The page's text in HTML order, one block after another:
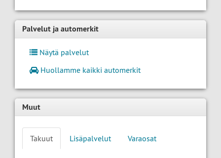
Palvelut ja automerkit
Näytä palvelut
Huollamme kaikki automerkit
Muut
Takuut Lisäpalvelut Varaosat